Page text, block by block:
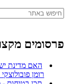
פרסומים
האם מדינת
רומן פובולוצקי 3.22